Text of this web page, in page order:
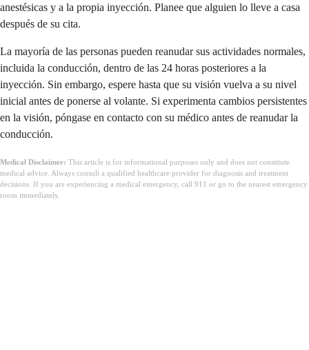
anestésicas y a la propia inyección. Planee que alguien lo lleve a casa
después de su cita.
La mayoría de las personas pueden reanudar sus actividades normales,
incluida la conducción, dentro de las 24 horas posteriores a la
inyección. Sin embargo, espere hasta que su visión vuelva a su nivel
inicial antes de ponerse al volante. Si experimenta cambios persistentes
en la visión, póngase en contacto con su médico antes de reanudar la
conducción.
Medical Disclaimer: This article is for informational purposes only and does not constitute
medical advice. Always consult a qualified healthcare provider for diagnosis and treatment
decisions. If you are experiencing a medical emergency, call 911 or go to the nearest emergency
room immediately.